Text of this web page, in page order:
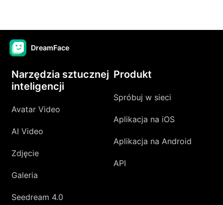
DreamFace
Narzędzia sztucznej
inteligencji
Avatar Video
AI Video
Zdjęcie
Galeria
Seedream 4.0
Produkt
Spróbuj w sieci
Aplikacja na iOS
Aplikacja na Android
API